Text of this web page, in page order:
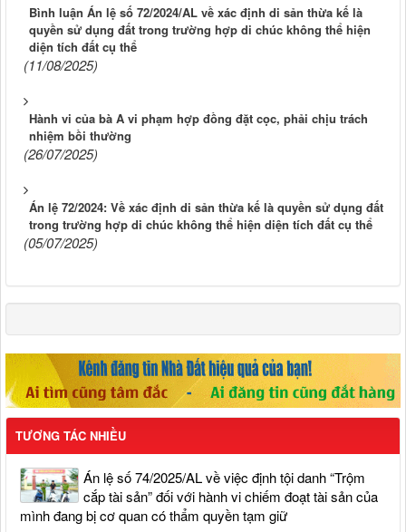
Bình luận Án lệ số 72/2024/AL về xác định di sản thừa kế là
quyền sử dụng đất trong trường hợp di chúc không thể hiện
diện tích đất cụ thể
(11/08/2025)
Hành vi của bà A vi phạm hợp đồng đặt cọc, phải chịu trách
nhiệm bồi thường
(26/07/2025)
Án lệ 72/2024: Về xác định di sản thừa kế là quyền sử dụng đất
trong trường hợp di chúc không thể hiện diện tích đất cụ thể
(05/07/2025)
TƯƠNG TÁC NHIỀU
Án lệ số 74/2025/AL về việc định tội danh “Trộm
cắp tài sản” đối với hành vi chiếm đoạt tài sản của
mình đang bị cơ quan có thẩm quyền tạm giữ